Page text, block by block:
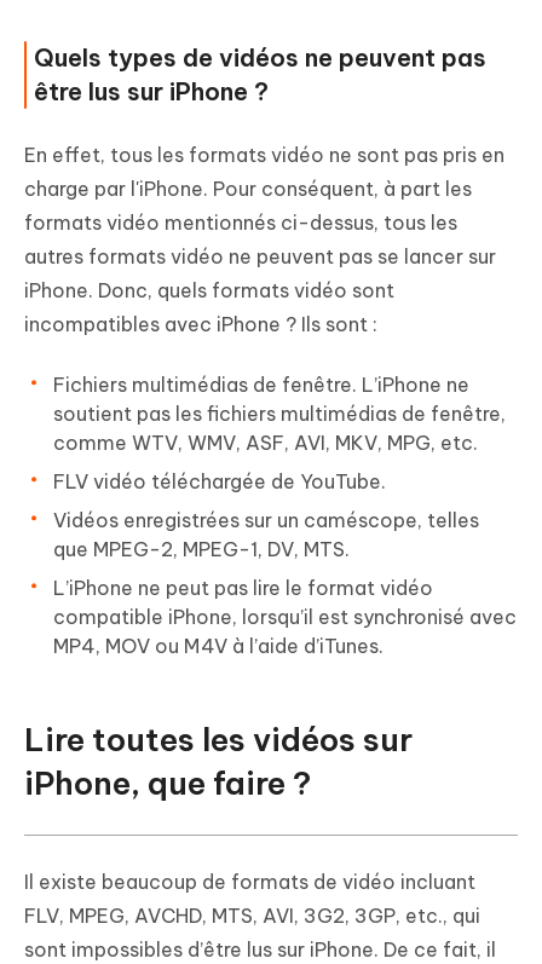
Quels types de vidéos ne peuvent pas
être lus sur iPhone ?
En effet, tous les formats vidéo ne sont pas pris en
charge par l'iPhone. Pour conséquent, à part les
formats vidéo mentionnés ci-dessus, tous les
autres formats vidéo ne peuvent pas se lancer sur
iPhone. Donc, quels formats vidéo sont
incompatibles avec iPhone ? Ils sont :
Fichiers multimédias de fenêtre. L’iPhone ne
soutient pas les fichiers multimédias de fenêtre,
comme WTV, WMV, ASF, AVI, MKV, MPG, etc.
FLV vidéo téléchargée de YouTube.
Vidéos enregistrées sur un caméscope, telles
que MPEG-2, MPEG-1, DV, MTS.
L’iPhone ne peut pas lire le format vidéo
compatible iPhone, lorsqu’il est synchronisé avec
MP4, MOV ou M4V à l’aide d’iTunes.
Lire toutes les vidéos sur
iPhone, que faire ?
Il existe beaucoup de formats de vidéo incluant
FLV, MPEG, AVCHD, MTS, AVI, 3G2, 3GP, etc., qui
sont impossibles d’être lus sur iPhone. De ce fait, il